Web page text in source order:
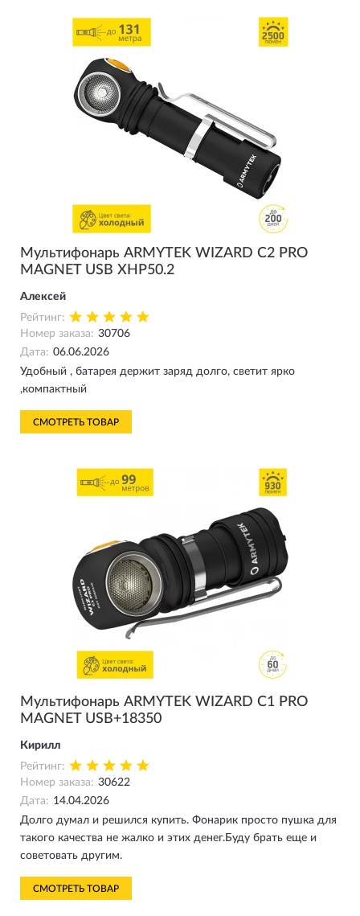
Мультифонарь ARMYTEK WIZARD C2 PRO
MAGNET USB XHP50.2
Алексей
Рейтинг:
Номер заказа: 30706
Дата: 06.06.2026
Удобный , батарея держит заряд долго, светит ярко
,компактный
СМОТРЕТЬ ТОВАР
Мультифонарь ARMYTEK WIZARD C1 PRO
MAGNET USB+18350
Кирилл
Рейтинг:
Номер заказа: 30622
Дата: 14.04.2026
Долго думал и решился купить. Фонарик просто пушка для
такого качества не жалко и этих денег.Буду брать еще и
советовать другим.
СМОТРЕТЬ ТОВАР